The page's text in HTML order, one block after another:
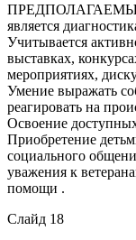
ПРЕДПОЛАГАЕМЫЙ
является
Учитывается
выставках,
мероприятиях,
Умение выражать
реагировать на
Освоение
Приобретение
социального
уважения к
помощи .
Слайд 18